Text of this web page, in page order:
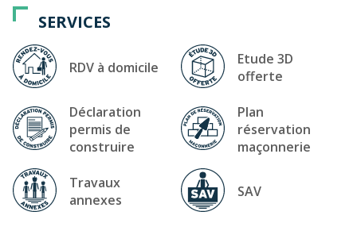
SERVICES
RDV à domicile
Etude 3D
offerte
Déclaration
permis de
construire
Plan
réservation
maçonnerie
Travaux
annexes
SAV